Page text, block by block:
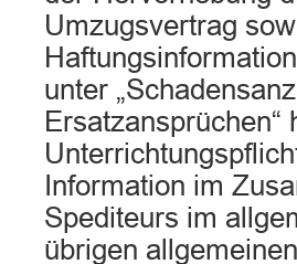
Umzugsvertrag
unter
Information im
Spediteurs im
übrigen